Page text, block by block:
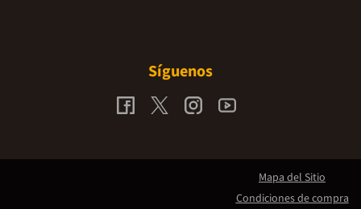
Síguenos
Mapa del Sitio
Condiciones de compra